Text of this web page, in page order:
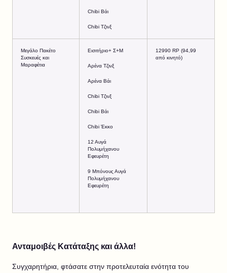
Chibi Βάι
Chibi Τζινξ
Μεγάλο Πακέτο
Συσκευές και
Μαραφέτια
Εισιτήριο+ Σ+Μ
Αρένα Τζινξ
Αρένα Βάι
Chibi Τζινξ
Chibi Βάι
Chibi Έκκο
12 Αυγά
Πολυμήχανου
Εφευρέτη
9 Μπόνους Αυγά
Πολυμήχανου
Εφευρέτη
12990 RP (94,99
από κινητό)
Ανταμοιβές Κατάταξης και άλλα!
Συγχαρητήρια, φτάσατε στην προτελευταία ενότητα του